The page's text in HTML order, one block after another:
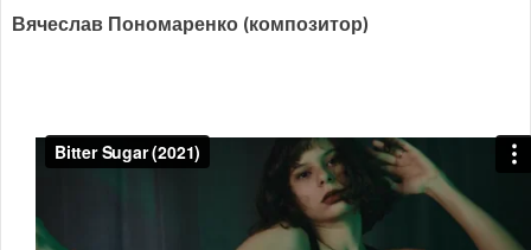
Вячеслав Пономаренко (композитор)